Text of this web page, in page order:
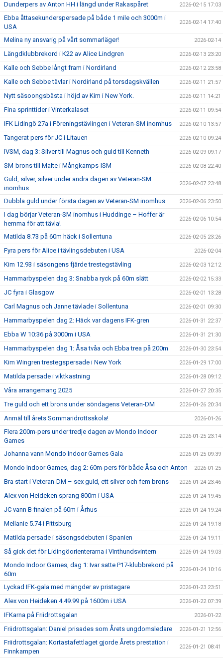
Dunderpers av Anton HH i längd under Rakaspåret 2026-02-15 17:03
Ebba åttasekunderspersade på både 1 mile och 3000m i
USA
2026-02-14 17:40
Melina ny ansvarig på vårt sommarläger! 2026-02-14
Längdklubbrekord i K22 av Alice Lindgren 2026-02-13 23:20
Kalle och Sebbe långt fram i Nordirland 2026-02-12 23:58
Kalle och Sebbe tävlar i Nordirland på torsdagskvällen 2026-02-11 21:57
Nytt säsoongsbästa i höjd av Kim i New York. 2026-02-11 14:21
Fina sprinttider i Vinterkalaset 2026-02-11 09:54
IFK Lidingö 27a i Föreningstävlingen i Veteran-SM inomhus 2026-02-10 13:57
Tangerat pers för JC i Litauen 2026-02-10 09:24
IVSM, dag 3: Silver till Magnus och guld till Kenneth 2026-02-09 09:17
SM-brons till Malte i Mångkamps-ISM 2026-02-08 22:40
Guld, silver, silver under andra dagen av Veteran-SM
inomhus
2026-02-07 23:48
Dubbla guld under första dagen av Veteran-SM inomhus 2026-02-06 23:50
I dag börjar Veteran-SM inomhus i Huddinge – Hoffer är
hemma för att tävla!
2026-02-06 10:54
Matilda 8.73 på 60m häck i Sollentuna 2026-02-05 23:26
Fyra pers för Alice i tävlingsdebuten i USA 2026-02-04
Kim 12.93 i säsongens fjärde trestegstävling 2026-02-03 12:12
Hammarbyspelen dag 3: Snabba ryck på 60m slätt 2026-02-02 15:33
JC fyra i Glasgow 2026-02-01 13:28
Carl Magnus och Janne tävlade i Sollentuna 2026-02-01 09:30
Hammarbyspelen dag 2: Häck var dagens IFK-gren 2026-01-31 22:37
Ebba W 10:36 på 3000m i USA 2026-01-31 21:30
Hammarbyspelen dag 1: Åsa tvåa och Ebba trea på 200m 2026-01-30 23:54
Kim Wingren trestegspersade i New York 2026-01-29 17:00
Matilda persade i viktkastning 2026-01-28 09:12
Våra arrangemang 2025 2026-01-27 20:35
Tre guld och ett brons under söndagens Veteran-DM 2026-01-26 20:34
Anmäl till årets Sommaridrottsskola! 2026-01-26
Flera 200m-pers under tredje dagen av Mondo Indoor
Games
2026-01-25 23:14
Johanna vann Mondo Indoor Games Gala 2026-01-25 09:39
Mondo Indoor Games, dag 2: 60m-pers för både Åsa och Anton 2026-01-25
Bra start i Veteran-DM – sex guld, ett silver och fem brons 2026-01-24 23:46
Alex von Heideken sprang 800m i USA 2026-01-24 19:45
JC vann B-finalen på 60m i Århus 2026-01-24 19:24
Mellanie 5.74 i Pittsburg 2026-01-24 19:18
Matilda persade i säsongsdebuten i Spanien 2026-01-24 19:11
Så gick det för Lidingöorienterarna i Vinthundsvintern 2026-01-24 19:03
Mondo Indoor Games, dag 1: Ivar satte P17-klubbrekord på
60m
2026-01-24 10:16
Lyckad IFK-gala med mängder av pristagare 2026-01-23 23:51
Alex von Heideken 4.49.99 på 1600m i USA 2026-01-22 07:39
IFKarna på Friidrottsgalan 2026-01-22
Friidrottsgalan: Daniel prisades som Årets ungdomsledare 2026-01-21 12:56
Friidrottsgalan: Kortastafettlaget gjorde Årets prestation i
Finnkampen
2026-01-21 08:41